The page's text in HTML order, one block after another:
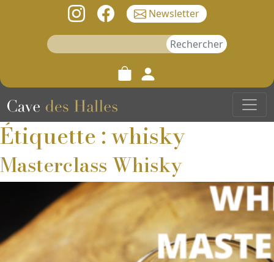
Newsletter
Rechercher :
Étiquette : whisky
Masterclass Whisky